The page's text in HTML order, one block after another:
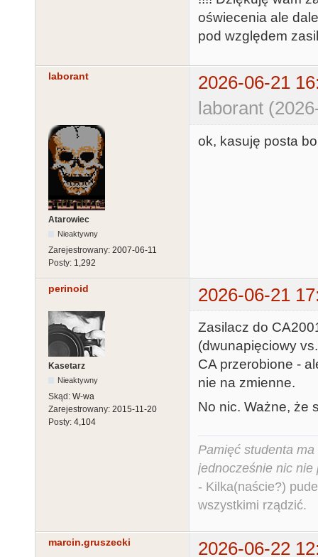
oświecenia ale
pod względem
laborant
2026-06-21
laborant
Atarowiec
Nieaktywny
Zarejestrowany: 2007-06-11
Posty: 1,292
ok, kasuję posta
perinoid 2026-06-21
Kasetarz
Nieaktywny
Skąd: W-wa
Zarejestrowany: 2015-11-20
Posty: 4,104
Zasilacz do
(dwunapięciowy
CA przerobione -
nie na zmienne.
No nic. Ważne, że
Pamięć studenta
jednocześnie nic nie
- Kilka(naście?)
wszystkimi rządzić.
marcin.gruszecki 2026-06-22